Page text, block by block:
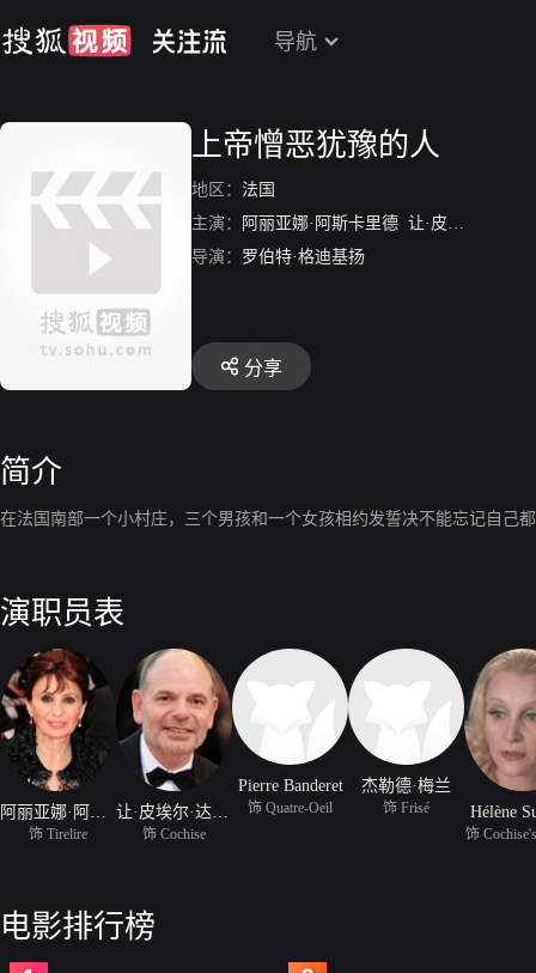
导航
上帝憎恶犹豫的人
地区： 法国
主演：
阿丽亚娜·阿斯卡里德 让·皮埃尔·达鲁山
导演： 罗伯特·格迪基扬
分享
简介
在法国南部一个小村庄，三个男孩和一个女孩相约发誓决不能忘记自
演职员表
饰 Tirelire 饰 Cochise
Pierre Banderet
饰 Quatre-Oeil
杰勒德·梅兰
饰 Frisé Hélène
饰
电影排行榜